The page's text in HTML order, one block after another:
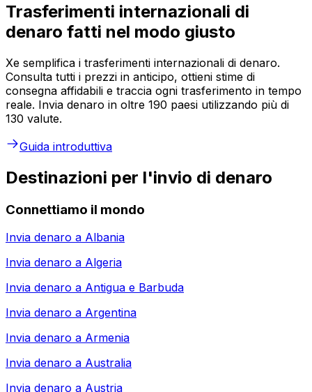
Trasferimenti internazionali di
denaro fatti nel modo giusto
Xe semplifica i trasferimenti internazionali di denaro.
Consulta tutti i prezzi in anticipo, ottieni stime di
consegna affidabili e traccia ogni trasferimento in tempo
reale. Invia denaro in oltre 190 paesi utilizzando più di
130 valute.
Guida introduttiva
Destinazioni per l'invio di denaro
Connettiamo il mondo
Invia denaro a Albania
Invia denaro a Algeria
Invia denaro a Antigua e Barbuda
Invia denaro a Argentina
Invia denaro a Armenia
Invia denaro a Australia
Invia denaro a Austria